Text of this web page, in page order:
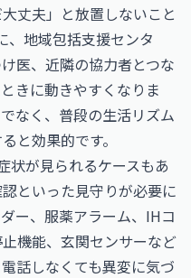
丈夫」と放置しないこと
、地域包括支援センタ
医、近隣の協力者とつな
きに動きやすくなりま
なく、普段の生活リズム
と効果的です。
状が見られるケースもあ
といった見守りが必要に
ー、服薬アラーム、IHコ
機能、玄関センサーなど
話しなくても異変に気づ